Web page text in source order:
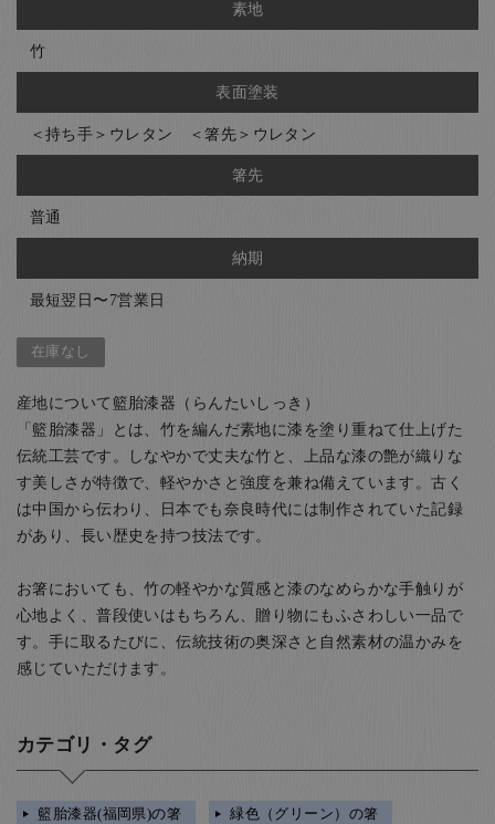
素地
竹
表面塗装
＜持ち手＞ウレタン ＜箸先＞ウレタン
箸先
普通
納期
最短翌日〜7営業日
在庫なし
産地について籃胎漆器（らんたいしっき）
「籃胎漆器」とは、竹を編んだ素地に漆を塗り重ねて仕上げた
伝統工芸です。しなやかで丈夫な竹と、上品な漆の艶が織りな
す美しさが特徴で、軽やかさと強度を兼ね備えています。古く
は中国から伝わり、日本でも奈良時代には制作されていた記録
があり、長い歴史を持つ技法です。
お箸においても、竹の軽やかな質感と漆のなめらかな手触りが
心地よく、普段使いはもちろん、贈り物にもふさわしい一品で
す。手に取るたびに、伝統技術の奥深さと自然素材の温かみを
感じていただけます。
カテゴリ・タグ
籃胎漆器(福岡県)の箸 緑色（グリーン）の箸